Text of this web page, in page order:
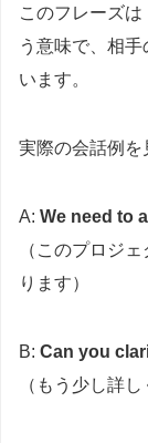
このフレーズは
う意味で、相
います。
実際の会話例を
A: We need to
（このプロジ
ります）
B: Can you
（もう少し詳